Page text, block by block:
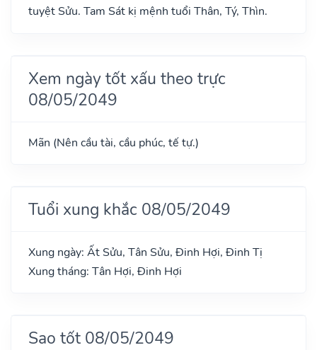
tuyệt Sửu. Tam Sát kị mệnh tuổi Thân, Tý, Thìn.
Xem ngày tốt xấu theo trực
08/05/2049
Mãn (Nên cầu tài, cầu phúc, tế tự.)
Tuổi xung khắc 08/05/2049
Xung ngày: Ất Sửu, Tân Sửu, Đinh Hợi, Đinh Tị
Xung tháng: Tân Hợi, Đinh Hợi
Sao tốt 08/05/2049